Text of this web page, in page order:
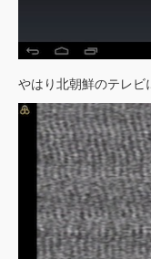
やはり北朝鮮のテレビ